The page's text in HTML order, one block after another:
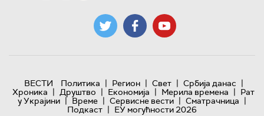
ВЕСТИ Политика | Регион | Свет | Србија данас |
Хроника | Друштво | Економија | Мерила времена | Рат
у Украјини | Време | Сервисне вести | Сматрачница |
Подкаст | ЕУ могућности 2026